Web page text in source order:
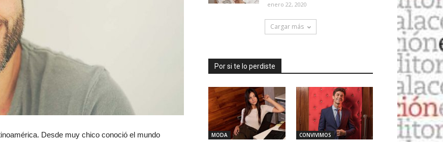
Desde muy chico conoció el mundo
enero 22, 2020
Cargar más
Por si te lo perdiste
MODA CONVIVIMOS